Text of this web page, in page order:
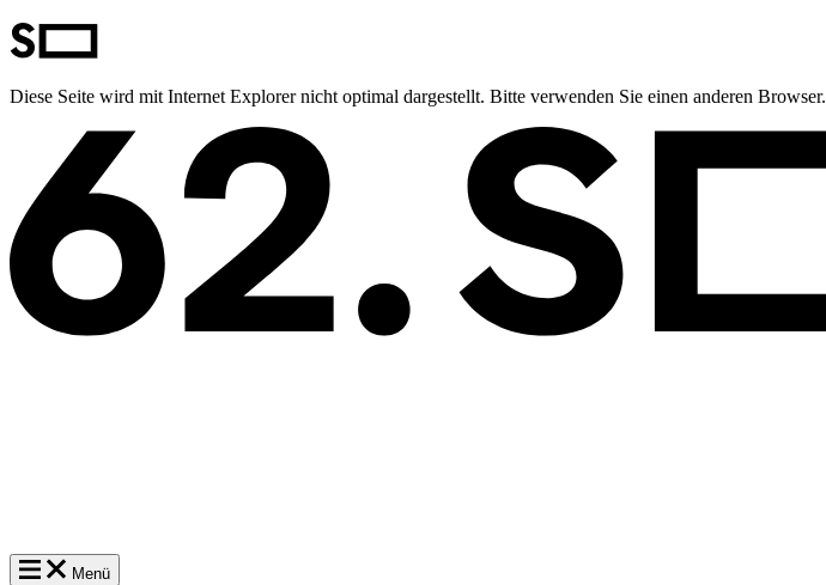
Diese Seite wird mit Internet Explorer nicht optimal dargestellt. Bitte verwenden Sie einen anderen Browser.
Menü